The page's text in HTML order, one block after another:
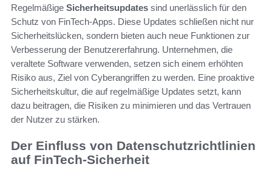
Regelmäßige Sicherheitsupdates sind unerlässlich für den
Schutz von FinTech-Apps. Diese Updates schließen nicht nur
Sicherheitslücken, sondern bieten auch neue Funktionen zur
Verbesserung der Benutzererfahrung. Unternehmen, die
veraltete Software verwenden, setzen sich einem erhöhten
Risiko aus, Ziel von Cyberangriffen zu werden. Eine proaktive
Sicherheitskultur, die auf regelmäßige Updates setzt, kann
dazu beitragen, die Risiken zu minimieren und das Vertrauen
der Nutzer zu stärken.
Der Einfluss von Datenschutzrichtlinien
auf FinTech-Sicherheit